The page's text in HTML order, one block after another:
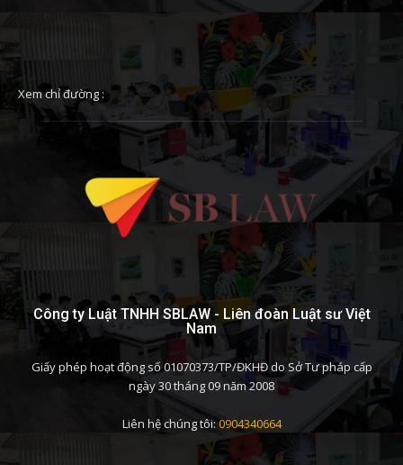
Xem chỉ đường :
Công ty Luật TNHH SBLAW - Liên đoàn Luật sư Việt
Nam
Giấy phép hoạt động số 01070373/TP/ĐKHĐ do Sở Tư pháp cấp
ngày 30 tháng 09 năm 2008
Liên hệ chúng tôi: 0904340664